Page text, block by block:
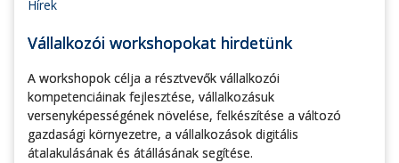
Hírek
Vállalkozói workshopokat hirdetünk
A workshopok célja a résztvevők vállalkozói
kompetenciáinak fejlesztése, vállalkozásuk
versenyképességének növelése, felkészítése a változó
gazdasági környezetre, a vállalkozások digitális
átalakulásának és átállásának segítése.